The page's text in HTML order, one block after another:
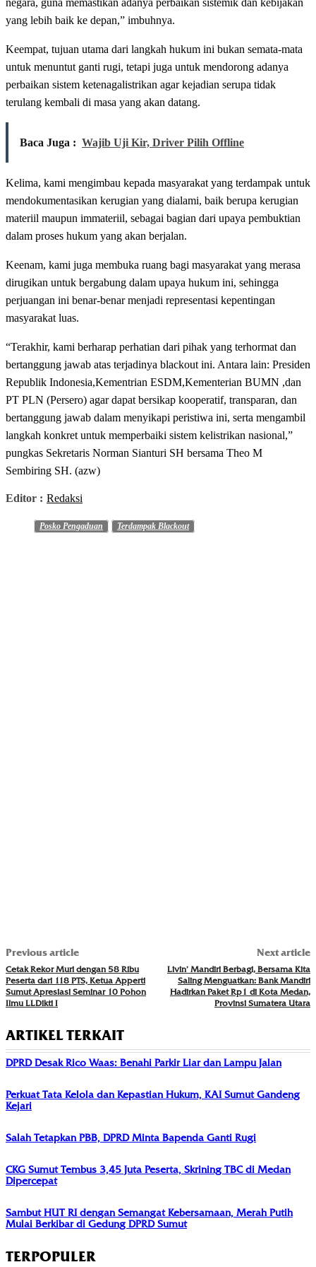
negara, guna memastikan adanya perbaikan sistemik dan kebijakan
yang lebih baik ke depan,” imbuhnya.
Keempat, tujuan utama dari langkah hukum ini bukan semata-mata
untuk menuntut ganti rugi, tetapi juga untuk mendorong adanya
perbaikan sistem ketenagalistrikan agar kejadian serupa tidak
terulang kembali di masa yang akan datang.
Baca Juga : Wajib Uji Kir, Driver Pilih Offline
Kelima, kami mengimbau kepada masyarakat yang terdampak untuk
mendokumentasikan kerugian yang dialami, baik berupa kerugian
materiil maupun immateriil, sebagai bagian dari upaya pembuktian
dalam proses hukum yang akan berjalan.
Keenam, kami juga membuka ruang bagi masyarakat yang merasa
dirugikan untuk bergabung dalam upaya hukum ini, sehingga
perjuangan ini benar-benar menjadi representasi kepentingan
masyarakat luas.
“Terakhir, kami berharap perhatian dari pihak yang terhormat dan
bertanggung jawab atas terjadinya blackout ini. Antara lain: Presiden
Republik Indonesia,Kementrian ESDM,Kementerian BUMN ,dan
PT PLN (Persero) agar dapat bersikap kooperatif, transparan, dan
bertanggung jawab dalam menyikapi peristiwa ini, serta mengambil
langkah konkret untuk memperbaiki sistem kelistrikan nasional,”
pungkas Sekretaris Norman Sianturi SH bersama Theo M
Sembiring SH. (azw)
Editor : Redaksi
Posko Pengaduan Terdampak Blackout
Previous article
Cetak Rekor Muri dengan 58 Ribu
Peserta dari 118 PTS, Ketua Apperti
Sumut Apresiasi Seminar 10 Pohon
Ilmu LLDikti I
Next article
Livin’ Mandiri Berbagi, Bersama Kita
Saling Menguatkan: Bank Mandiri
Hadirkan Paket Rp1 di Kota Medan,
Provinsi Sumatera Utara
ARTIKEL TERKAIT
DPRD Desak Rico Waas: Benahi Parkir Liar dan Lampu Jalan
Perkuat Tata Kelola dan Kepastian Hukum, KAI Sumut Gandeng
Kejari
Salah Tetapkan PBB, DPRD Minta Bapenda Ganti Rugi
CKG Sumut Tembus 3,45 Juta Peserta, Skrining TBC di Medan
Dipercepat
Sambut HUT RI dengan Semangat Kebersamaan, Merah Putih
Mulai Berkibar di Gedung DPRD Sumut
TERPOPULER